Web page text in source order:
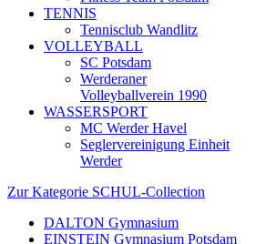
TENNIS
Tennisclub Wandlitz
VOLLEYBALL
SC Potsdam
Werderaner
Volleyballverein 1990
WASSERSPORT
MC Werder Havel
Seglervereinigung Einheit
Werder
Zur Kategorie SCHUL-Collection
DALTON Gymnasium
EINSTEIN Gymnasium Potsdam